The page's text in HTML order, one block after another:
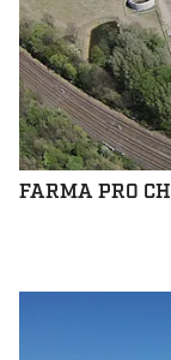
FARMA PRO